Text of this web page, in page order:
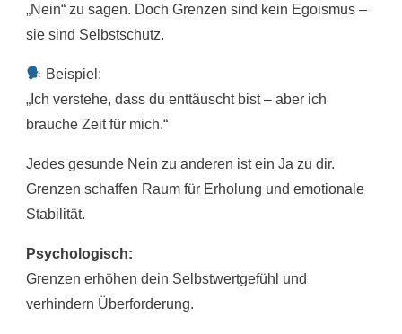
„Nein“ zu sagen. Doch Grenzen sind kein Egoismus –
sie sind Selbstschutz.
Beispiel:
„Ich verstehe, dass du enttäuscht bist – aber ich
brauche Zeit für mich.“
Jedes gesunde Nein zu anderen ist ein Ja zu dir.
Grenzen schaffen Raum für Erholung und emotionale
Stabilität.
Psychologisch:
Grenzen erhöhen dein Selbstwertgefühl und
verhindern Überforderung.